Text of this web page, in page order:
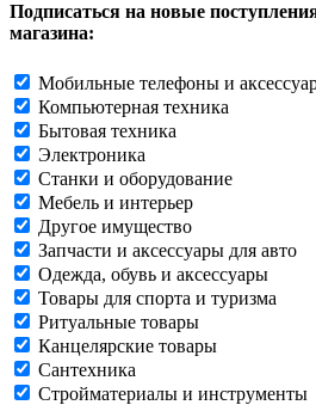
Подписаться на новые
магазина:
Мобильные телефоны и
Компьютерная техника
Бытовая техника
Электроника
Станки и оборудование
Мебель и интерьер
Другое имущество
Запчасти и аксессуары для авто
Одежда, обувь и аксессуары
Товары для спорта и туризма
Ритуальные товары
Канцелярские товары
Сантехника
Стройматериалы и инструменты